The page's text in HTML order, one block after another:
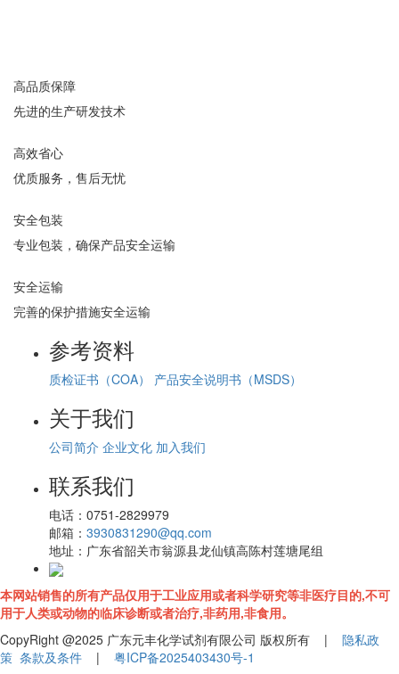
高品质保障
先进的生产研发技术
高效省心
优质服务，售后无忧
安全包装
专业包装，确保产品安全运输
安全运输
完善的保护措施安全运输
参考资料
质检证书（COA） 产品安全说明书（MSDS）
关于我们
公司简介 企业文化 加入我们
联系我们
电话： 0751-2829979
邮箱： 3930831290@qq.com
地址： 广东省韶关市翁源县龙仙镇高陈村莲塘尾组
本网站销售的所有产品仅用于工业应用或者科学研究等非医疗目的,不可
用于人类或动物的临床诊断或者治疗,非药用,非食用。
CopyRight @2025 广东元丰化学试剂有限公司 版权所有 | 隐私政
策 条款及条件 | 粤ICP备2025403430号-1